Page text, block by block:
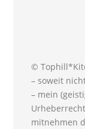
©
– soweit
– mein
mitnehmen